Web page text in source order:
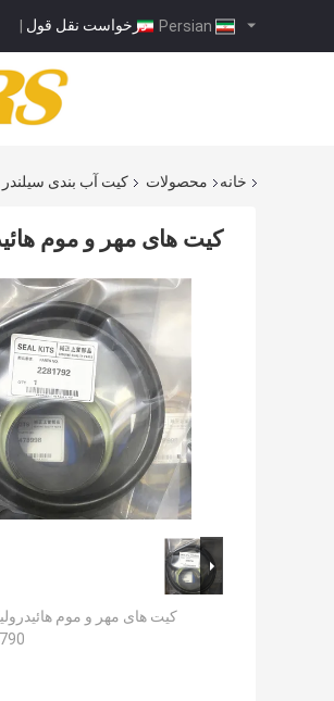
درخواست نقل قول |
خانه محصولات کیت آب بندی سیلندر
کیت های مهر و موم هائیدرولیک
کیت های مهر و موم